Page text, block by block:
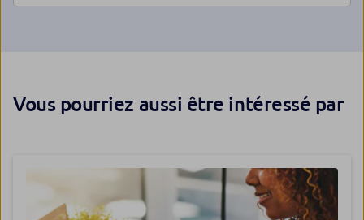
Vous pourriez aussi être intéressé par